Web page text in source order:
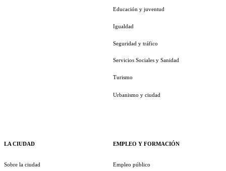
LA CIUDAD
Sobre la ciudad
Educación y juventud
Igualdad
Seguridad y tráfico
Servicios Sociales y Sanidad
Turismo
Urbanismo y ciudad
EMPLEO Y FORMACIÓN
Empleo público